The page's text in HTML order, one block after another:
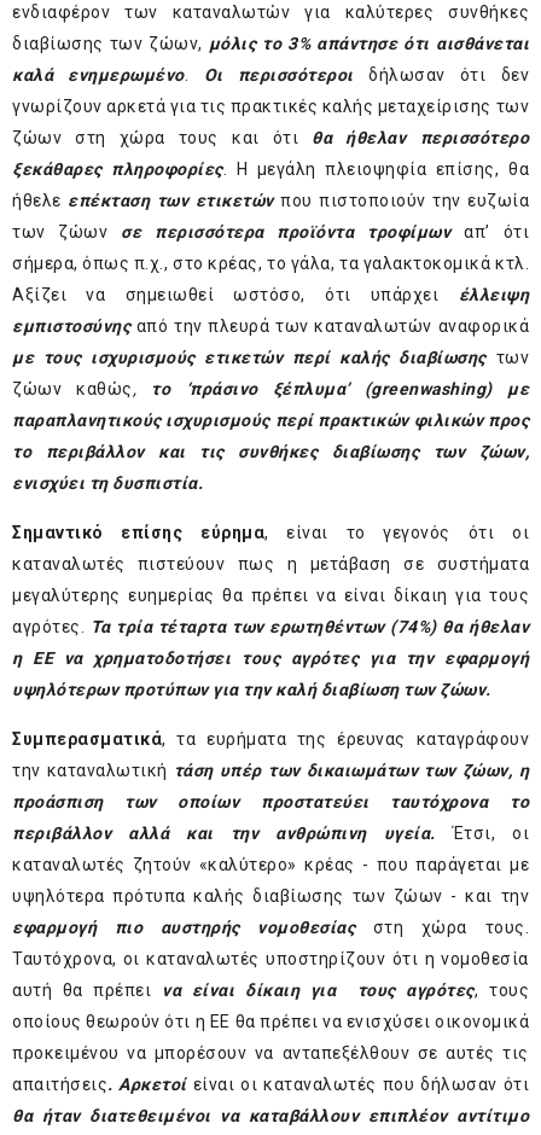
ενδιαφέρον των καταναλωτών για καλύτερες συνθήκες
διαβίωσης των ζώων, μόλις το 3% απάντησε ότι αισθάνεται
καλά ενημερωμένο. Οι περισσότεροι δήλωσαν ότι δεν
γνωρίζουν αρκετά για τις πρακτικές καλής μεταχείρισης των
ζώων στη χώρα τους και ότι θα ήθελαν περισσότερο
ξεκάθαρες πληροφορίες. Η μεγάλη πλειοψηφία επίσης, θα
ήθελε επέκταση των ετικετώνπου πιστοποιούν την ευζωία
των ζώων σε περισσότερα προϊόντα τροφίμωναπ’ ότι
σήμερα, όπως π.χ., στο κρέας, το γάλα, τα γαλακτοκομικά κτλ.
Αξίζει να σημειωθεί ωστόσο, ότι υπάρχει έλλειψη
εμπιστοσύνηςαπό την πλευρά των καταναλωτών αναφορικά
με τους ισχυρισμούς ετικετών περί καλής διαβίωσηςτων
ζώων καθώς, το ‘πράσινο ξέπλυμα’ (greenwashing) με
παραπλανητικούς ισχυρισμούς περί πρακτικών φιλικών προς
το περιβάλλον και τις συνθήκες διαβίωσης των ζώων,
ενισχύει τη δυσπιστία.
Σημαντικό επίσης εύρημα, είναι το γεγονός ότι οι
καταναλωτές πιστεύουν πως η μετάβαση σε συστήματα
μεγαλύτερης ευημερίας θα πρέπει να είναι δίκαιη για τους
αγρότες. Τα τρία τέταρτα των ερωτηθέντων (74%) θα ήθελαν
η ΕΕ να χρηματοδοτήσει τους αγρότες
για την εφαρμογή
υψηλότερων προτύπων για την καλή διαβίωση των ζώων.
Συμπερασματικά, τα ευρήματα της έρευνας καταγράφουν
την καταναλωτική τάση υπέρ των δικαιωμάτων των ζώων, η
προάσπιση των οποίων προστατεύει ταυτόχρονα το
περιβάλλον αλλά και την ανθρώπινη υγεία. Έτσι, οι
καταναλωτές ζητούν «καλύτερο» κρέας - που παράγεται με
υψηλότερα πρότυπα καλής διαβίωσης των ζώων - και την
εφαρμογή πιο αυστηρής νομοθεσίαςστη χώρα τους.
Ταυτόχρονα, οι καταναλωτές υποστηρίζουν ότι η νομοθεσία
αυτή θα πρέπει
να είναι δίκαιη για τους αγρότες, τους
οποίους θεωρούν ότι η ΕΕ θα πρέπει να ενισχύσει οικονομικά
προκειμένου να μπορέσουν να ανταπεξέλθουν σε αυτές τις
απαιτήσεις. Αρκετοίείναι οι καταναλωτές που δήλωσαν ότι
θα ήταν διατεθειμένοι να καταβάλλουν επιπλέον αντίτιμο